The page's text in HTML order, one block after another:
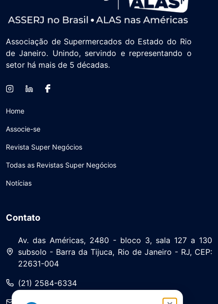
Associação de Supermercados do Estado do Rio
de Janeiro. Unindo, servindo e representando o
setor há mais de 5 décadas.
Home
Associe-se
Revista Super Negócios
Todas as Revistas Super Negócios
Notícias
Contato
Av. das Américas, 2480 - bloco 3, sala 127 a 130
subsolo - Barra da Tijuca, Rio de Janeiro - RJ, CEP:
22631-004
(21) 2584-6334